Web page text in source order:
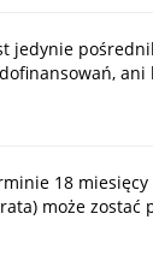
jedynie
18
może